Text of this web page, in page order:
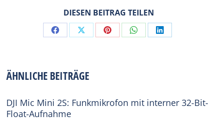
DIESEN BEITRAG TEILEN
Share Share Share Share Share
ÄHNLICHE BEITRÄGE
DJI Mic Mini 2S: Funkmikrofon mit interner 32-Bit-
Float-Aufnahme